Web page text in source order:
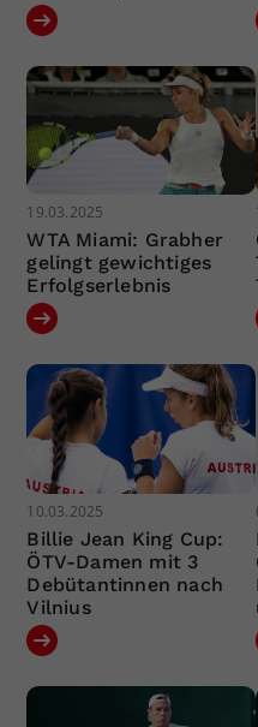
19.03.2025
WTA Miami: Grabher
gelingt gewichtiges
Erfolgserlebnis
10.03.2025
Billie Jean King Cup:
ÖTV-Damen mit 3
Debütantinnen nach
Vilnius